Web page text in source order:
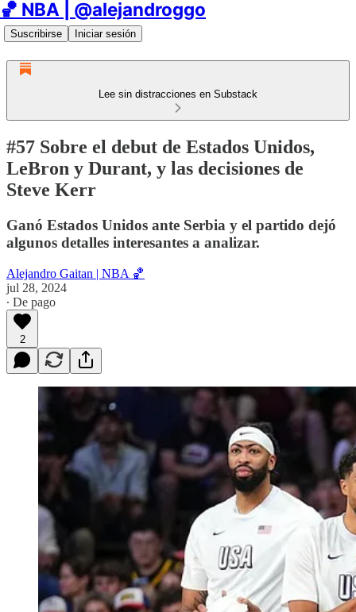
🏀 NBA | @alejandroggo
Suscribirse Iniciar sesión
Lee sin distracciones en Substack
#57 Sobre el debut de Estados Unidos,
LeBron y Durant, y las decisiones de
Steve Kerr
Ganó Estados Unidos ante Serbia y el partido dejó
algunos detalles interesantes a analizar.
Alejandro Gaitan | NBA 🏀
jul 28, 2024
∙ De pago
2